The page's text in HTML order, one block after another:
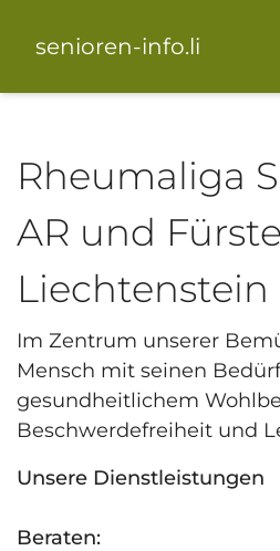
senioren-info.li
Rheumaliga
AR und
Liechtenstein
Im Zentrum unserer
Mensch mit seinen
gesundheitlichem
Beschwerdefreiheit und
Unsere Dienstleistungen
Beraten: